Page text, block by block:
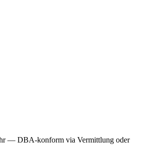
— DBA-konform via Vermittlung oder